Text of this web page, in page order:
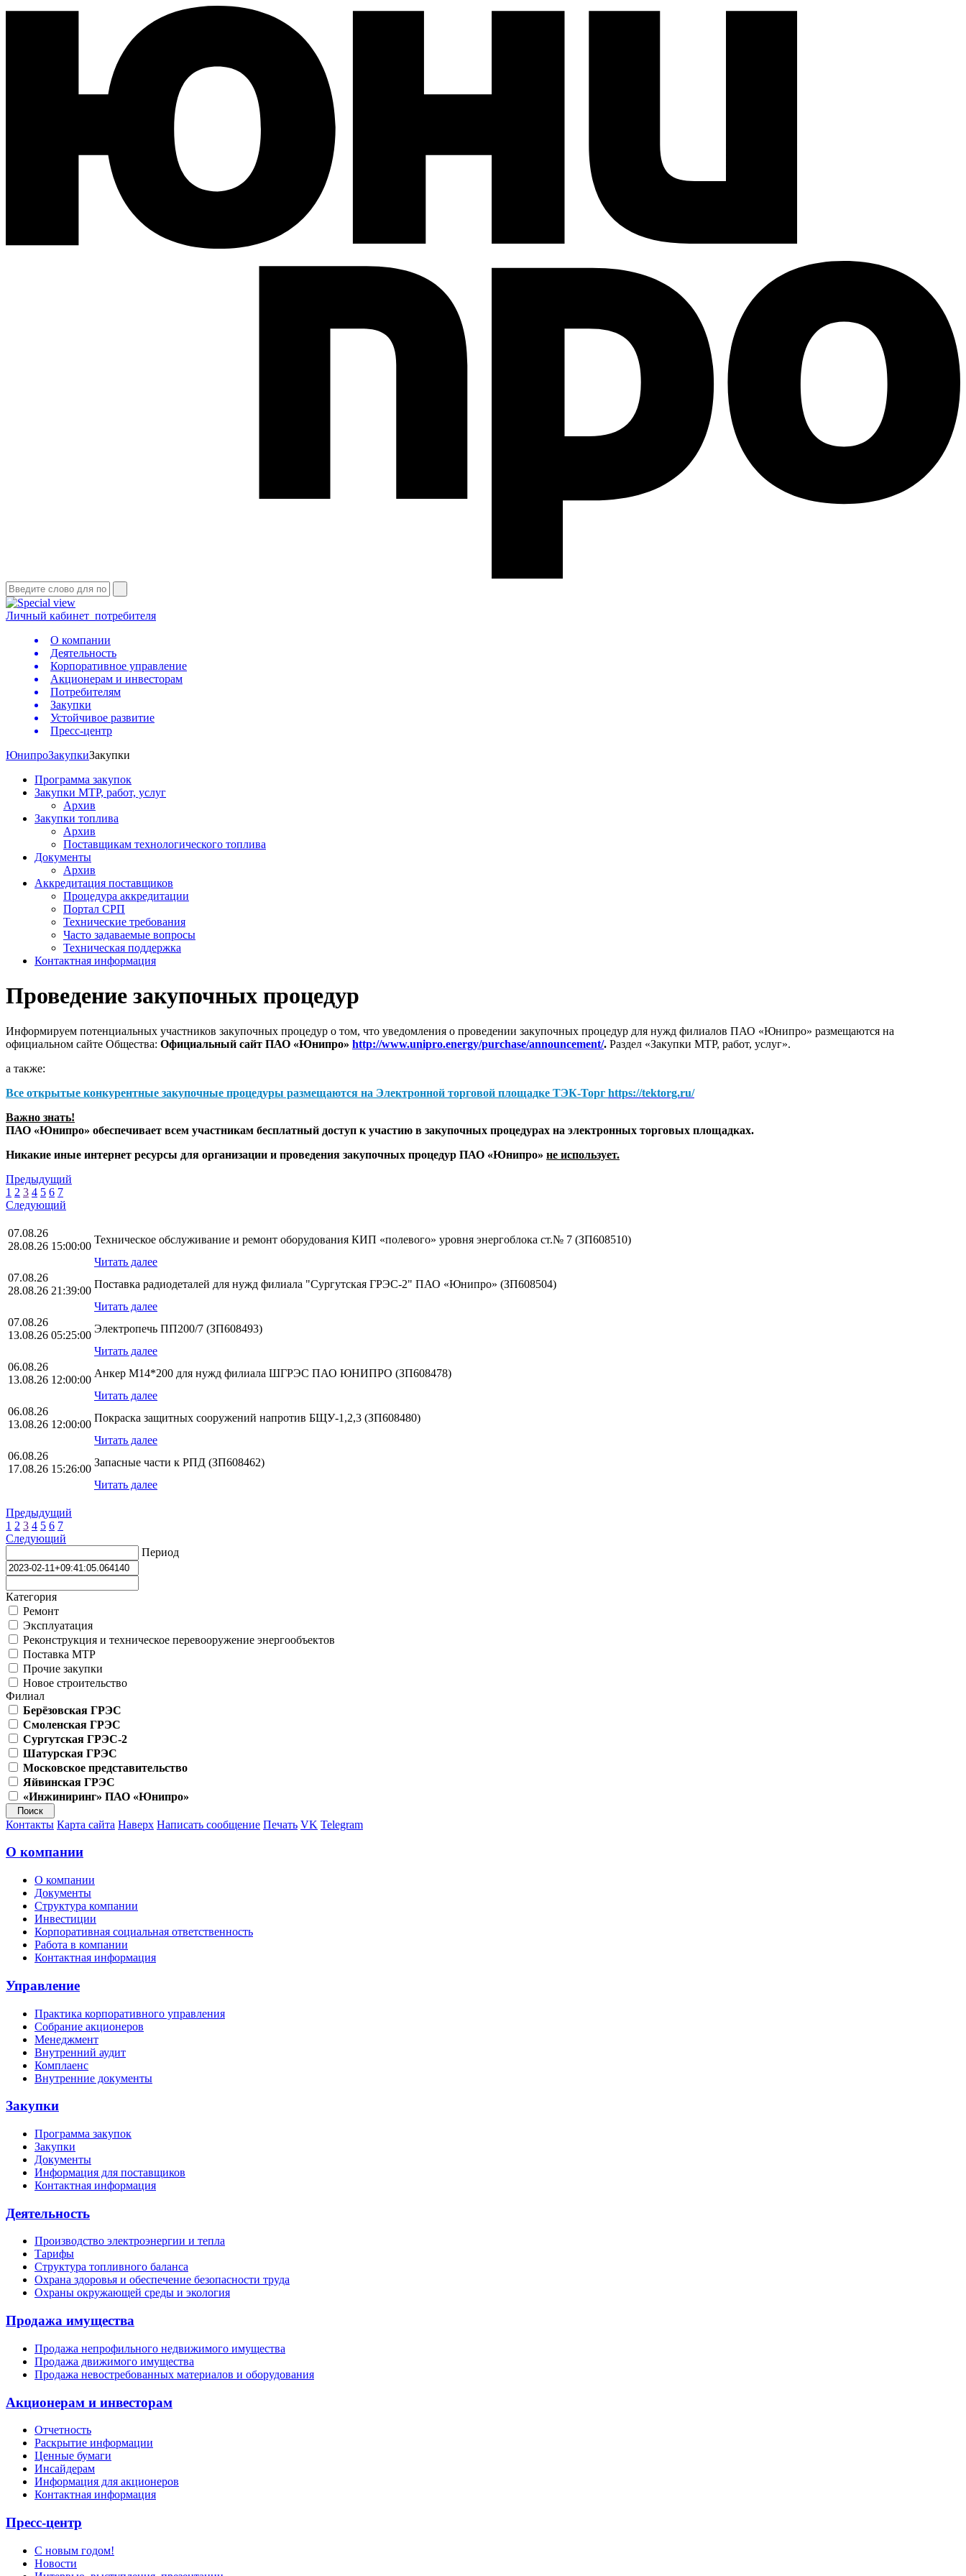
Личный кабинет потребителя
О компании
Деятельность
Корпоративное управление
Акционерам и инвесторам
Потребителям
Закупки
Устойчивое развитие
Пресс-центр
ЮнипроЗакупкиЗакупки
Программа закупок
Закупки МТР, работ, услуг
Архив
Закупки топлива
Архив
Поставщикам технологического топлива
Документы
Архив
Аккредитация поставщиков
Процедура аккредитации
Портал СРП
Технические требования
Часто задаваемые вопросы
Техническая поддержка
Контактная информация
Проведение закупочных процедур
Информируем потенциальных участников закупочных процедур о том, что уведомления о проведении закупочных процедур для нужд филиалов ПАО «Юнипро» размещаются на
официальном сайте Общества: Официальный сайт ПАО «Юнипро» http://www.unipro.energy/purchase/announcement/. Раздел «Закупки МТР, работ, услуг».
а также:
Все открытые конкурентные закупочные процедуры размещаются на Электронной торговой площадке ТЭК-Торг https://tektorg.ru/
Важно знать!
ПАО «Юнипро» обеспечивает всем участникам бесплатный доступ к участию в закупочных процедурах на электронных торговых площадках.
Никакие иные интернет ресурсы для организации и проведения закупочных процедур ПАО «Юнипро» не использует.
Предыдущий
1 2 3 4 5 6 7
Следующий
07.08.26
28.08.26 15:00:00
Техническое обслуживание и ремонт оборудования КИП «полевого» уровня энергоблока ст.№ 7 (ЗП608510)
Читать далее
07.08.26
28.08.26 21:39:00
Поставка радиодеталей для нужд филиала "Сургутская ГРЭС-2" ПАО «Юнипро» (ЗП608504)
Читать далее
07.08.26
13.08.26 05:25:00
Электропечь ПП200/7 (ЗП608493)
Читать далее
06.08.26
13.08.26 12:00:00
Анкер М14*200 для нужд филиала ШГРЭС ПАО ЮНИПРО (ЗП608478)
Читать далее
06.08.26
13.08.26 12:00:00
Покраска защитных сооружений напротив БЩУ-1,2,3 (ЗП608480)
Читать далее
06.08.26
17.08.26 15:26:00
Запасные части к РПД (ЗП608462)
Читать далее
Предыдущий
1 2 3 4 5 6 7
Следующий
Период
Категория
Ремонт
Эксплуатация
Реконструкция и техническое перевооружение энергообъектов
Поставка МТР
Прочие закупки
Новое строительство
Филиал
Берёзовская ГРЭС
Смоленская ГРЭС
Сургутская ГРЭС-2
Шатурская ГРЭС
Московское представительство
Яйвинская ГРЭС
«Инжиниринг» ПАО «Юнипро»
Контакты Карта сайта Наверх Написать сообщение Печать VK Telegram
О компании
О компании
Документы
Структура компании
Инвестиции
Корпоративная социальная ответственность
Работа в компании
Контактная информация
Управление
Практика корпоративного управления
Собрание акционеров
Менеджмент
Внутренний аудит
Комплаенс
Внутренние документы
Закупки
Программа закупок
Закупки
Документы
Информация для поставщиков
Контактная информация
Деятельность
Производство электроэнергии и тепла
Тарифы
Структура топливного баланса
Охрана здоровья и обеспечение безопасности труда
Охраны окружающей среды и экология
Продажа имущества
Продажа непрофильного недвижимого имущества
Продажа движимого имущества
Продажа невостребованных материалов и оборудования
Акционерам и инвесторам
Отчетность
Раскрытие информации
Ценные бумаги
Инсайдерам
Информация для акционеров
Контактная информация
Пресс-центр
С новым годом!
Новости